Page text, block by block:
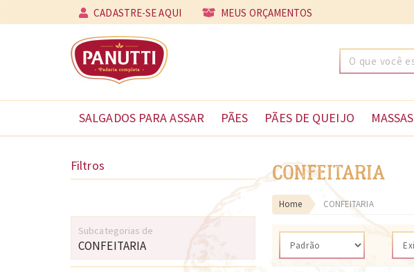
CADASTRE-SE AQUI MEUS ORÇAMENTOS
SALGADOS PARA ASSAR PÃES PÃES DE QUEIJO MASSAS
Filtros
Subcategorias de
CONFEITARIA
CONFEITARIA
Home CONFEITARIA